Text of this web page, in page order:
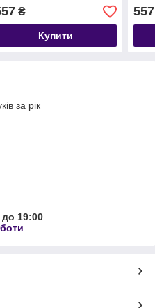
₴
Купити
557
за рік
до 19:00